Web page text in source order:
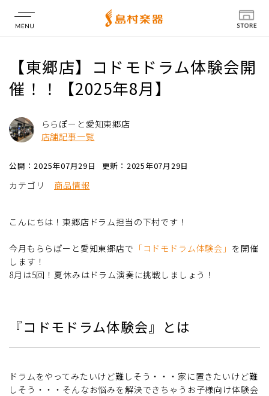
店舗情報
【東郷店】コドモドラム体験会開
催！！【2025年8月】
ららぽーと愛知東郷店
店舗記事一覧
公開：2025年07月29日 更新：2025年07月29日
カテゴリ 商品情報
こんにちは！東郷店ドラム担当の下村です！
今月もららぽーと愛知東郷店で 「コドモドラム体験会」 を開催
します！
8月は5回！夏休みはドラム演奏に挑戦しましょう！
『コドモドラム体験会』とは
ドラムをやってみたいけど難しそう・・・家に置きたいけど難
しそう・・・そんなお悩みを解決できちゃうお子様向け体験会